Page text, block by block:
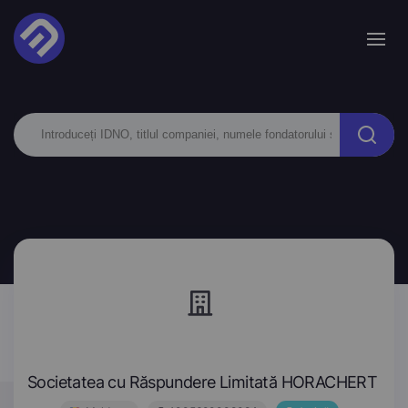
Societatea cu Răspundere Limitată HORACHERT